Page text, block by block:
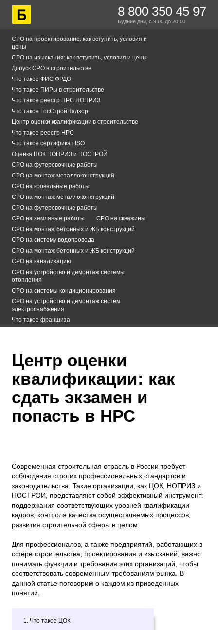
8 800 350 45 97
Будние дни, с 9:00 до 20:00
СРО на проектирование: как вступить, условия и
цены
СРО на изыскания: как вступить, условия и цены
Допуск СРО в строительстве
Что такое ФИС ФРДО
Что такое ПИРы в строительстве
Что такое реестр НРС НОПРИЗ
Что такое ГосСтройНадзор
Центр оценки квалификации в строительстве
Что такое реестр НРС
Что такое сертификат ISO
Оценка НОК НОПРИЗ и НОСТРОЙ
СРО на футеровочные работы
СРО на монтаж металлоконструкций
СРО на кровельные работы
СРО на монтаж металлоконструкций
СРО на футеровочные работы
СРО на земляные работы
СРО на скважины
СРО на монтаж бетонных и ЖБ конструкций
СРО на систему водопровода
СРО на монтаж бетонных и ЖБ конструкций
СРО на канализацию
СРО на устройство и демонтаж системы
отопления
СРО на системы кондиционирования
СРО на устройство и демонтаж систем
электроснабжения
Что такое франшиза
Центр оценки
квалификации: как
сдать экзамен и
попасть в НРС
Современная строительная отрасль в России требует
соблюдения строгих профессиональных стандартов и
законодательства. Такие организации, как ЦОК, НОПРИЗ и
НОСТРОЙ, представляют собой эффективный инструмент:
поддержания соответствующих уровней квалификации
кадров; контроля качества осуществляемых процессов;
развития строительной сферы в целом.
Для профессионалов, а также предприятий, работающих в
сфере строительства, проектирования и изысканий, важно
понимать функции и требования этих организаций, чтобы
соответствовать современным требованиям рынка. В
данной статье поговорим о каждом из приведенных
понятий.
1. Что такое ЦОК